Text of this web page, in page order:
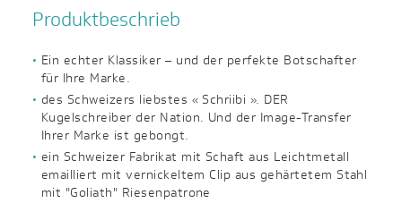
Produktbeschrieb
Ein echter Klassiker – und der perfekte Botschafter
für Ihre Marke.
des Schweizers liebstes « Schriibi ». DER
Kugelschreiber der Nation. Und der Image-Transfer
Ihrer Marke ist gebongt.
ein Schweizer Fabrikat mit Schaft aus Leichtmetall
emailliert mit vernickeltem Clip aus gehärtetem Stahl
mit "Goliath" Riesenpatrone